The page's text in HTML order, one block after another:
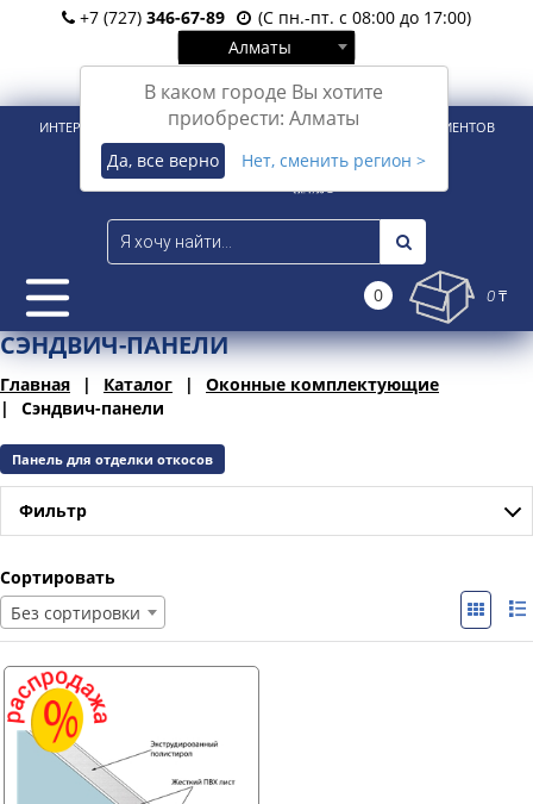
+7 (727) 346-67-89
(С пн.-пт. с 08:00 до 17:00)
Алматы
В каком городе Вы хотите
приобрести: Алматы
Да, все верно Нет, сменить регион >
Вход Регистрация
ИНТЕРНЕТ-МАГАЗИН ДЛЯ РОЗНИЧНЫХ И КОРПОРАТИВНЫХ КЛИЕНТОВ
0 0 ₸
СЭНДВИЧ-ПАНЕЛИ
Главная Каталог
Оконные комплектующие
Сэндвич-панели
Панель для отделки откосов
Фильтр
Сортировать
Без сортировки